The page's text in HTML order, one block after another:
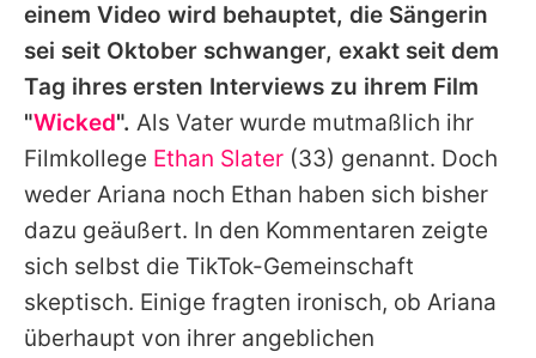
App runterladen
Team
Redaktionelle Richtlinien
Impressum
Datenschutzerklärung
Utiq verwalten
einem Video wird behauptet, die Sängerin
sei seit Oktober schwanger, exakt seit dem
Tag ihres ersten Interviews zu ihrem Film
"Wicked". Als Vater wurde mutmaßlich ihr
Filmkollege Ethan Slater (33) genannt. Doch
weder Ariana noch Ethan haben sich bisher
dazu geäußert. In den Kommentaren zeigte
sich selbst die TikTok-Gemeinschaft
skeptisch. Einige fragten ironisch, ob Ariana
überhaupt von ihrer angeblichen